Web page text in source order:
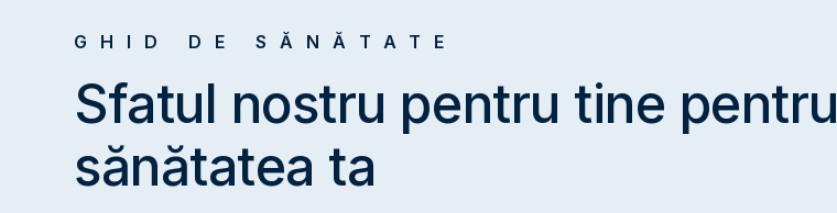
GHID DE SĂNĂTATE
Sfatul nostru pentru tine pentru
sănătatea ta